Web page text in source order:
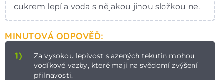
cukrem lepí a voda s nějakou jinou složkou ne.
MINUTOVÁ ODPOVĚĎ:
1)
Za vysokou lepivost slazených tekutin mohou
vodíkové vazby, které mají na svědomí zvýšení
přilnavosti.